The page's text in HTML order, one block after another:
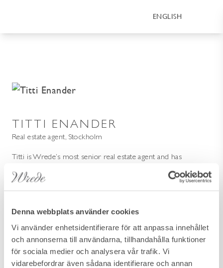
Denna webbplats använder cookies
Vi använder enhetsidentifierare för att anpassa innehållet
och annonserna till användarna, tillhandahålla funktioner
för sociala medier och analysera vår trafik. Vi
vidarebefordrar även sådana identifierare och annan
ENGLISH
TITTI ENANDER
Real estate agent, Stockholm
Titti is Wrede’s most senior real estate agent and has
extensive experience in the industry. She co-founded Wrede
& Co in 1989 together with Ulrika Wrede and Eva Belfrage
and has been with the company ever since. Over the years,
on Lidingö and in Djursholm, on Ingarö, farms in Sörmland,
and well-located apartments Östermalm Lärkstan.
titti@wrede.se
+46 70 810 49 41